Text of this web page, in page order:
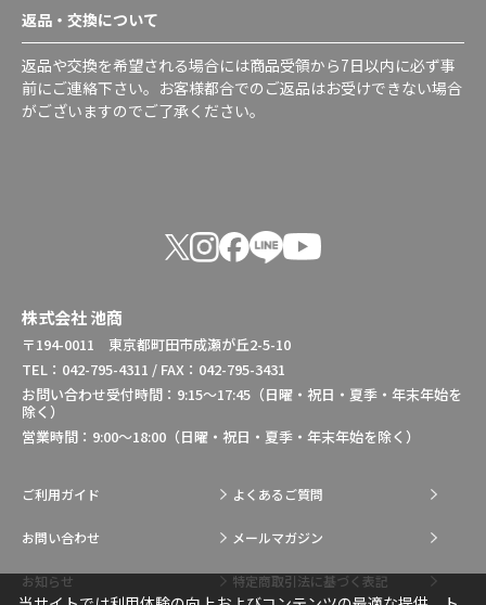
返品・交換について
返品や交換を希望される場合には商品受領から7日以内に必ず事
前にご連絡下さい。お客様都合でのご返品はお受けできない場合
がございますのでご了承ください。
株式会社 池商
〒194-0011 東京都町田市成瀬が丘2-5-10
TEL：042-795-4311 / FAX：042-795-3431
お問い合わせ受付時間：9:15～17:45（日曜・祝日・夏季・年末年始を
除く）
営業時間：9:00～18:00（日曜・祝日・夏季・年末年始を除く）
ご利用ガイド よくあるご質問
お問い合わせ メールマガジン
お知らせ 特定商取引法に基づく表記